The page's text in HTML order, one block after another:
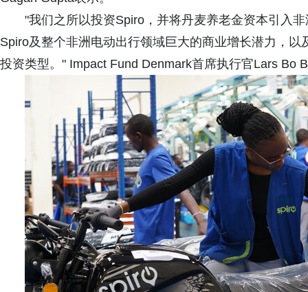
"我们之所以投资Spiro，并将丹麦养老金资本引入
Spiro及整个非洲电动出行领域巨大的商业增长潜力，
投资类型。" Impact Fund Denmark首席执行官Lars Bo